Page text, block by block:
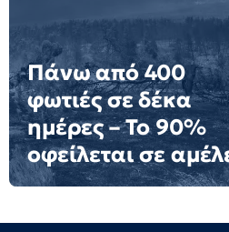
Πάνω από 400
φωτιές σε δέκα
ημέρες – Το 90%
οφείλεται σε